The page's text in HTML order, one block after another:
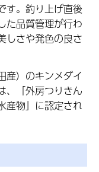
す。釣り上げ直後
た品質管理が行わ
しさや発色の良さ
産）のキンメダイ
、「外房つりきん
産物」に認定され